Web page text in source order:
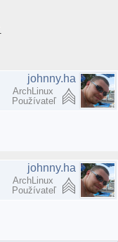
johnny.ha
ArchLinux
Používateľ
johnny.ha
ArchLinux
Používateľ